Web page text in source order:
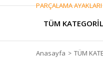
TÜM
Anasayfa TÜM